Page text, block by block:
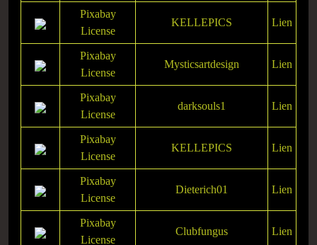
Pixabay
License
KELLEPICS Lien
Pixabay
License
Mysticsartdesign Lien
Pixabay
License
darksouls1 Lien
Pixabay
License
KELLEPICS Lien
Pixabay
License
Dieterich01 Lien
Pixabay
License
Clubfungus Lien